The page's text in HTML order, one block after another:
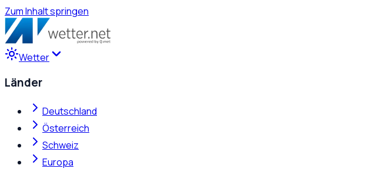
Zum Inhalt springen
Wetter
Länder
Deutschland
Österreich
Schweiz
Europa